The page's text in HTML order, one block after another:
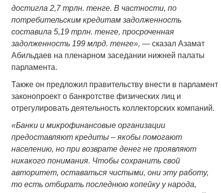
достигла 2,7 трлн. тенге. В частности, по
потребительским кредитам задолженность
составила 5,19 трлн. тенге, просроченная
задолженность 199 млрд. тенге», — сказал Азамат
Абильдаев на пленарном заседании нижней палаты
парламента.
Также он предложил правительству внести в парламент
законопроект о банкротстве физических лиц и
отрегулировать деятельность коллекторских компаний.
«Банки и микрофинансовые организации
предоставляют кредиты – якобы помогают
населению, но при возврате денег не проявляют
никакого понимания. Чтобы сохранить свой
авторитет, оставаться чистыми, они эту работу,
то есть отбирать последнюю копейку у народа,